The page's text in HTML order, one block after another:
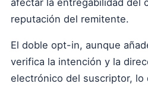
afectar la entregabilidad del
reputación del remitente.
El doble opt-in, aunque
verifica la intención y la
electrónico del suscriptor, lo